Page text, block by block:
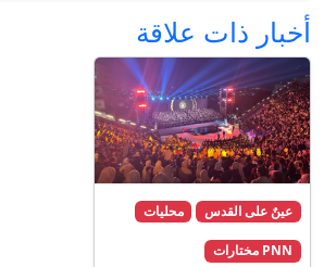
أخبار ذات علاقة
عينٌ على القدس محليات
PNN مختارات